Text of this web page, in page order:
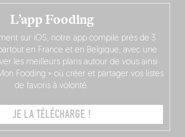
L’app Fooding
sur iOS, notre app compile près de 3
en France et en Belgique, avec une
les meilleurs plans autour de vous ainsi
Fooding » où créer et partager vos listes
de favoris à volonté.
JE LA TÉLÉCHARGE !